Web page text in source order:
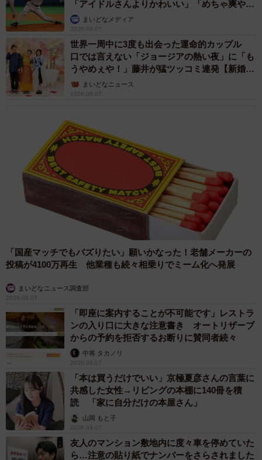
「アイドルさんよりかわいい」「めちゃ爽や
か」まいどなメディア
2026.08.07
世界一周中に3度も出会った運命的カップル
口では言えない「ジョージアの熱い夜」に「も
うやめぇや！」藤井が猛ツッコミ連発【新婚さ
ん】まいどなニュース
2026.08.07
「国産マッチでもバズりたい」願いかなった！老舗メーカーの
投稿が4100万再生 他業種も続々相乗りでミーム化へ発展
まいどなニュース調査部
2026.08.07
「即座に案内することが不可能です」レストラ
ンの入り口に大きな注意書き オートリザーブ
からの予約を拒否するお断りに賛同者続々
中将 タカノリ
2026.08.07
「本は買うだけでいい」京極夏彦さんの言葉に
共感した女性→リビングの本棚に140冊を積
読 「家に自分だけの本屋さん」
山岡 もと子
2026.08.07
友人のマンション敷地内に度々車を停めていた
ら…注意の貼り紙でナンバーをさらされました